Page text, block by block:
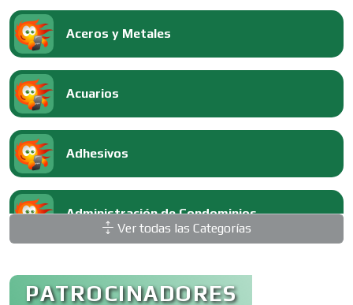
Aceros y Metales
Acuarios
Adhesivos
Administración de Condominios
Administración de Empresas
Ver todas las Categorías
PATROCINADORES